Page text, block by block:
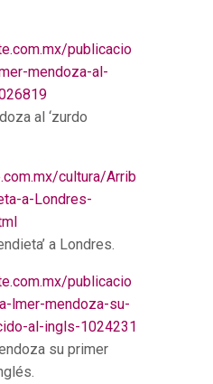
publicacio
mendoza-al-
al ‘zurdo
cultura/Arrib
a-Londres-
a Londres.
publicacio
lmer-mendoza-su-
al-ingls-1024231
su primer